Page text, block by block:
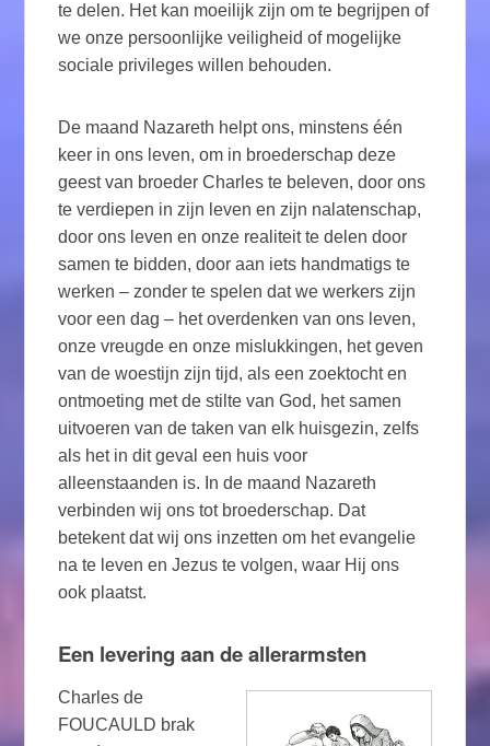
te delen. Het kan moeilijk zijn om te begrijpen of
we onze persoonlijke veiligheid of mogelijke
sociale privileges willen behouden.
De maand Nazareth helpt ons, minstens één
keer in ons leven, om in broederschap deze
geest van broeder Charles te beleven, door ons
te verdiepen in zijn leven en zijn nalatenschap,
door ons leven en onze realiteit te delen door
samen te bidden, door aan iets handmatigs te
werken – zonder te spelen dat we werkers zijn
voor een dag – het overdenken van ons leven,
onze vreugde en onze mislukkingen, het geven
van de woestijn zijn tijd, als een zoektocht en
ontmoeting met de stilte van God, het samen
uitvoeren van de taken van elk huisgezin, zelfs
als het in dit geval een huis voor
alleenstaanden is. In de maand Nazareth
verbinden wij ons tot broederschap. Dat
betekent dat wij ons inzetten om het evangelie
na te leven en Jezus te volgen, waar Hij ons
ook plaatst.
Een levering aan de allerarmsten
Charles de
FOUCAULD brak